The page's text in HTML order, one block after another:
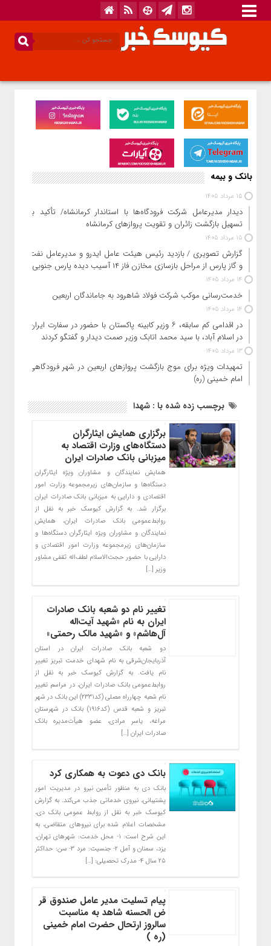
بانک و بیمه
15 مرداد 1405
دیدار مدیرعامل شرکت فرودگاه‌ها با استاندار کرمانشاه/ تأکید بر
تسهیل بازگشت زائران و تقویت پروازهای کرمانشاه
15 مرداد 1405
گزارش تصویری / بازدید رئیس هیئت عامل ایدرو و مدیرعامل نفت
و گاز پارس از مراحل بازسازی مخازن فاز ۱۴ آسیب دیده پارس جنوبی
14 مرداد 1405
خدمت‌رسانی موکب شرکت فولاد شاهرود به جاماندگان اربعین
14 مرداد 1405
در اقدامی کم سابقه، ۶ وزیر کابینه پاکستان با حضور در سفارت ایران
در اسلام آباد، با سید محمد اتابک وزیر صمت دیدار و گفتگو کردند
13 مرداد 1405
تمهیدات ویژه برای موج بازگشت پروازهای اربعین در شهر فرودگاهی
امام خمینی (ره)
برچسب زده شده با : شهدا
برگزاری همایش ایثارگران
دستگاه‌های وزارت اقتصاد به
میزبانی بانک صادرات ایران
​همایش نمایندگان و مشاوران ویژه ایثارگران
دستگاه‌ها و سازمان‌های زیرمجموعه وزارت امور
اقتصادی و دارایی به میزبانی بانک صادرات ایران
برگزار شد. به گزارش کیوسک خبر به نقل از
روابط‌عمومی بانک صادرات ایران، همایش
نمایندگان و مشاوران ویژه ایثارگران دستگاه‌ها و
سازمان‌های زیرمجموعه وزارت امور اقتصادی و
دارایی با حضور حجت‌الاسلام لطف‌اله ثقفی مشاور
وزیر […]
​تغییر نام دو شعبه بانک صادرات
ایران به نام «شهید آیت‌اله
آل‌هاشم» و «شهید مالک رحمتی»
دو شعبه بانک صادرات ایران در استان
آذربایجان‌شرقی به نام شهدای خدمت تبریز تغییر
نام یافت. به گزارش کیوسک خبر به نقل از
روابط‌عمومی بانک صادرات ایران، در مراسم تغییر
نام شعبه چهارراه مصلی (کد۲۳۳۱) این بانک در شهر
تبریز و شعبه قدس (کد۱۹۱۶) بانک در شهرستان
مراغه، یاسر مرادی، عضو هیأت‌مدیره بانک
صادرات ایران […]
بانک دی دعوت به همکاری کرد
بانک دی به منظور تأمین نیرو در مدیریت امور
پشتیبانی، نیروی خدماتی جذب می‌کند. به گزارش
کیوسک خبر به نقل از روابط عمومی بانک دی،
مشخصات اعلام شده برای نیروهای متقاضی، به
این شرح است: ۱- محل خدمت: شهرهای تهران،
یزد، سمنان و آمل ۲- جنسیت: مرد ۳- سن: حداکثر
۲۵ سال ۴- مدرک تحصیلی: […]
پیام تسلیت مدیر عامل صندوق قر
ض الحسنه شاهد به مناسبت
سالروز ارتحال حضرت امام خمینی
(ره )